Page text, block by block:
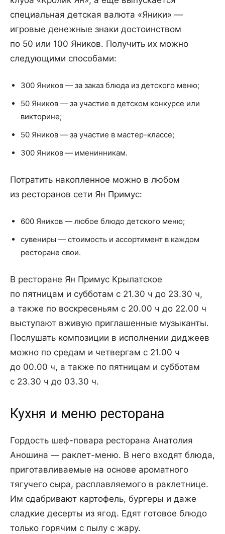
специальная детская валюта «Яники» —
игровые денежные знаки достоинством
по 50 или 100 Яников. Получить их можно
следующими способами:
300 Яников — за заказ блюда из детского меню;
50 Яников — за участие в детском конкурсе или
викторине;
50 Яников — за участие в мастер-классе;
300 Яников — именинникам.
Потратить накопленное можно в любом
из ресторанов сети Ян Примус:
600 Яников — любое блюдо детского меню;
сувениры — стоимость и ассортимент в каждом
ресторане свои.
В ресторане Ян Примус Крылатское
по пятницам и субботам с 21.30 ч до 23.30 ч,
а также по воскресеньям с 20.00 ч до 22.00 ч
выступают вживую приглашенные музыканты.
Послушать композиции в исполнении диджеев
можно по средам и четвергам с 21.00 ч
до 00.00 ч, а также по пятницам и субботам
с 23.30 ч до 03.30 ч.
Кухня и меню ресторана
Гордость шеф-повара ресторана Анатолия
Аношина — раклет-меню. В него входят блюда,
приготавливаемые на основе ароматного
тягучего сыра, расплавляемого в раклетнице.
Им сдабривают картофель, бургеры и даже
сладкие десерты из ягод. Едят готовое блюдо
только горячим с пылу с жару.